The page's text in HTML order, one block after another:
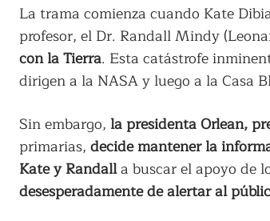
La trama comienza cuando Kate
profesor, el Dr. Randall Mindy
con la Tierra. Esta catástrofe
dirigen a la NASA y luego a la Casa
Sin embargo, la presidenta Orlean,
primarias, decide mantener la
Kate y Randalla buscar el apoyo de
desesperadamente de alertar al